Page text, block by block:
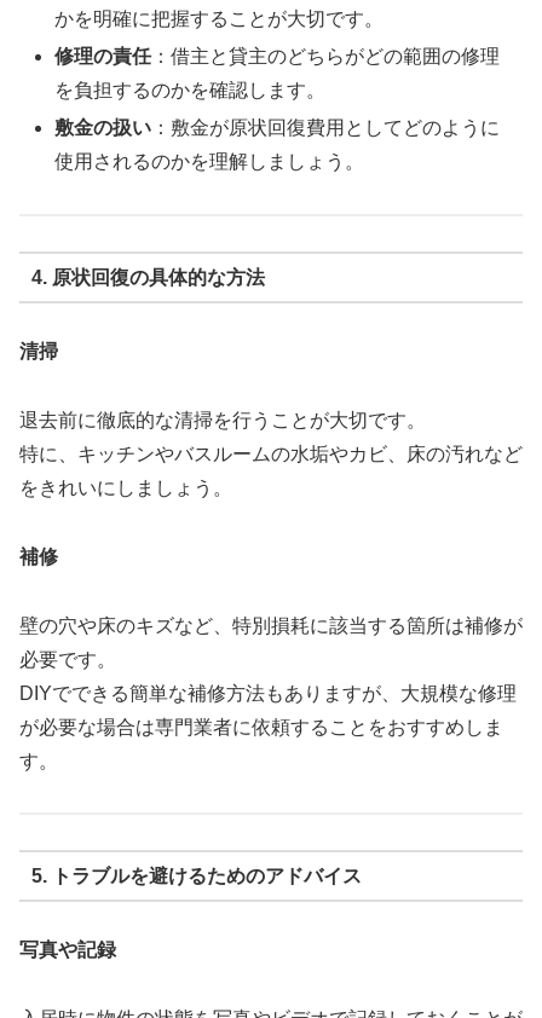
かを明確に把握することが大切です。
修理の責任：借主と貸主のどちらがどの範囲の修理
を負担するのかを確認します。
敷金の扱い ：敷金が原状回復費用としてどのように
使用されるのかを理解しましょう。
4. 原状回復の具体的な方法
清掃
退去前に徹底的な清掃を行うことが大切です。
特に、キッチンやバスルームの水垢やカビ、床の汚れなど
をきれいにしましょう。
補修
壁の穴や床のキズなど、特別損耗に該当する箇所は補修が
必要です。
DIYでできる簡単な補修方法もありますが、大規模な修理
が必要な場合は専門業者に依頼することをおすすめしま
す。
5. トラブルを避けるためのアドバイス
写真や記録